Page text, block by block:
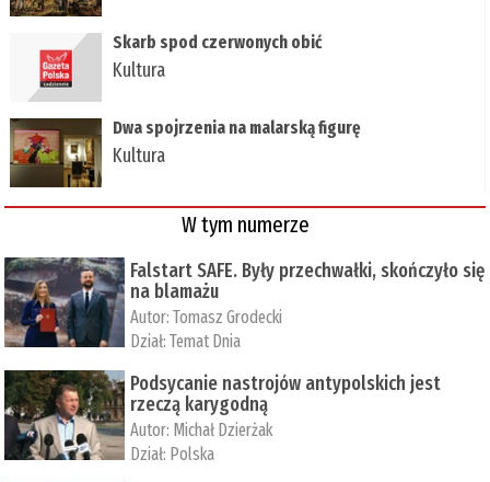
Skarb spod czerwonych obić
Kultura
Dwa spojrzenia na malarską figurę
Kultura
W tym numerze
Falstart SAFE. Były przechwałki, skończyło się
na blamażu
Autor:Tomasz Grodecki
Dział:Temat Dnia
Podsycanie nastrojów antypolskich jest
rzeczą karygodną
Autor: Michał Dzierżak
Dział: Polska